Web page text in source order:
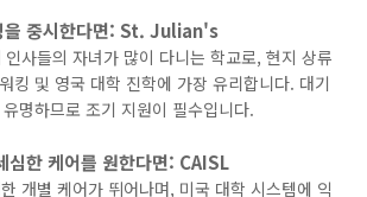
을 중시한다면: St. Julian's
인사들의 자녀가 많이 다니는 학교로, 현지 상류
킹 및 영국 대학 진학에 가장 유리합니다. 대기
명하므로 조기 지원이 필수입니다.
심한 케어를 원한다면: CAISL
개별 케어가 뛰어나며, 미국 대학 시스템에 익